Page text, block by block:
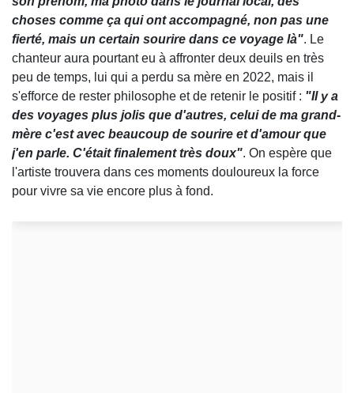
choses comme ça qui ont accompagné, non pas une
fierté, mais un certain sourire dans ce voyage là". Le
chanteur aura pourtant eu à affronter deux deuils en très
peu de temps, lui qui a perdu sa mère en 2022, mais il
s'efforce de rester philosophe et de retenir le positif : "Il y a
des voyages plus jolis que d'autres, celui de ma grand-
mère c'est avec beaucoup de sourire et d'amour que
j'en parle. C'était finalement très doux". On espère que
l'artiste trouvera dans ces moments douloureux la force
pour vivre sa vie encore plus à fond.